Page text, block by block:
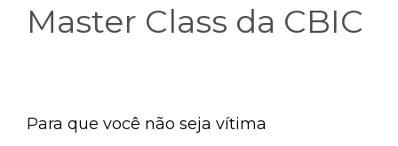
Master Class da CBIC
Para que você não seja vítima